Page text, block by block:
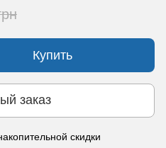
Купить
заказ
скидки